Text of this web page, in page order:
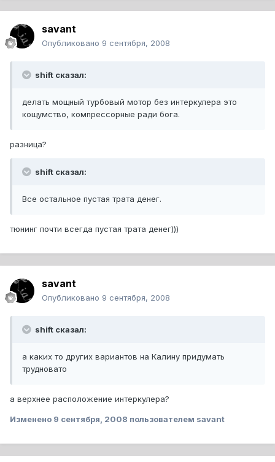
savant
Опубликовано 9 сентября, 2008
shift сказал:
делать мощный турбовый мотор без интеркулера это
кощумство, компрессорные ради бога.
разница?
shift сказал:
Все остальное пустая трата денег.
тюнинг почти всегда пустая трата денег)))
savant
Опубликовано 9 сентября, 2008
shift сказал:
а каких то других вариантов на Калину придумать
трудновато
а верхнее расположение интеркулера?
Изменено 9 сентября, 2008 пользователем savant